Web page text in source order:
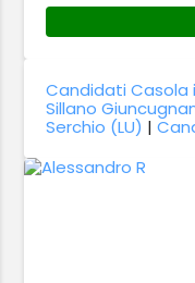
Candidati Casola
Sillano
Serchio (LU) |